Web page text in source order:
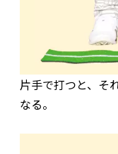
片手で打つと、そ
なる。